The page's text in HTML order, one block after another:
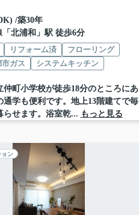
/築30年
「 北浦和 」駅 徒歩6分
リフォーム済
フローリング
市ガス システムキッチン
仲町小学校が徒歩18分のところにあ
通学も便利です。地上13階建てで毎
らせます。浴室乾... もっと見る
ン